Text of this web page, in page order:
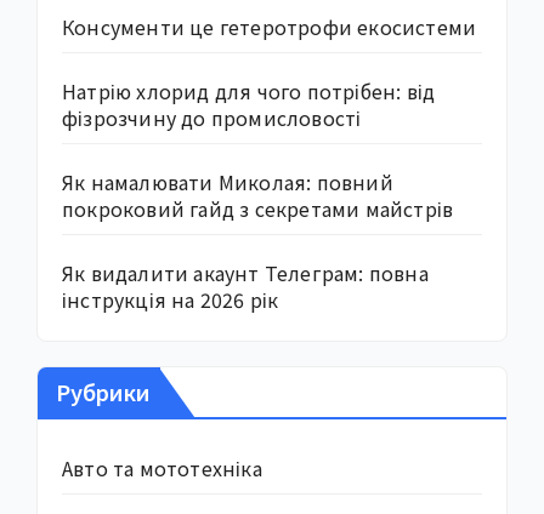
Консументи це гетеротрофи екосистеми
Натрію хлорид для чого потрібен: від
фізрозчину до промисловості
Як намалювати Миколая: повний
покроковий гайд з секретами майстрів
Як видалити акаунт Телеграм: повна
інструкція на 2026 рік
Рубрики
Авто та мототехніка